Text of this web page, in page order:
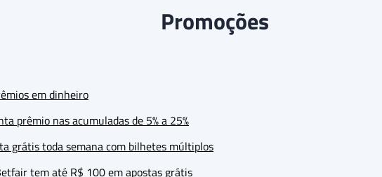
Promoções
em dinheiro
prêmio nas acumuladas de 5% a 25%
grátis toda semana com bilhetes múltiplos
tem até R$ 100 em apostas grátis